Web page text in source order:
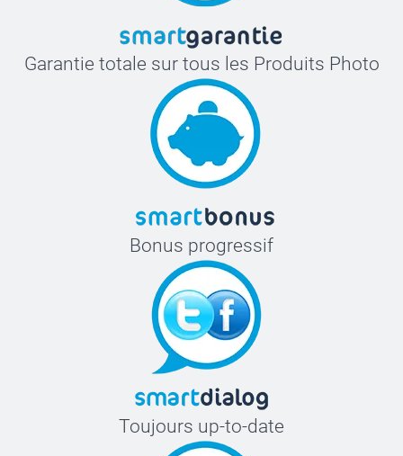
Garantie totale sur tous les Produits Photo
Bonus progressif
Toujours up-to-date